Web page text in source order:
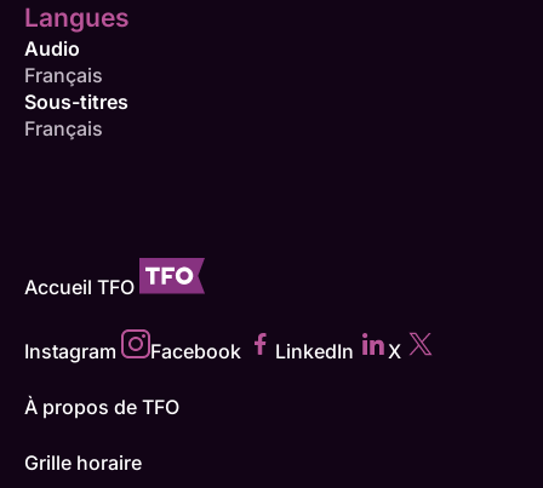
Langues
Audio
Français
Sous-titres
Français
Accueil TFO
Instagram Facebook LinkedIn X
À propos de TFO
Grille horaire